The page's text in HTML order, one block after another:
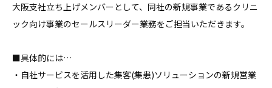
大阪支社立ち上げメンバーとして、同社の新規事業であるクリニ
ック向け事業のセールスリーダー業務をご担当いただきます。
■具体的には…
・自社サービスを活用した集客(集患)ソリューションの新規営業